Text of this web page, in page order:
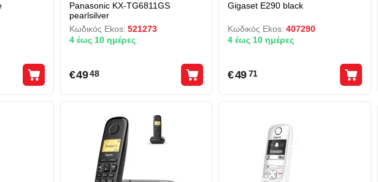
Panasonic KX-TG6811GS
pearlsilver
Κωδικός Ekos: 521273
4 έως 10 ημέρες
€49 48
Gigaset E290 black
Κωδικός Ekos: 407290
4 έως 10 ημέρες
€49 71